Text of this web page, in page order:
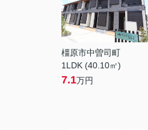
橿原市中曽司町
1LDK (40.10㎡)
7.1万円